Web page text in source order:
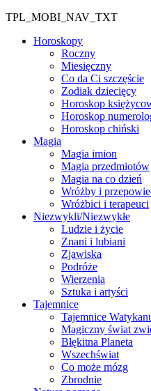
TPL_MOBI_NAV_TXT
Horoskopy
Roczny
Miesięczny
Co da Ci szczęście
Zodiak dziecięcy
Horoskop
Horoskop
Horoskop chiński
Magia
Magia imion
Magia przedmiotów
Magia na co dzień
Wróżby i
Wróżbici i terapeuci
Niezwykli/Niezwykłe
Ludzie i życie
Znani i lubiani
Zjawiska
Podróże
Wierzenia
Sztuka i artyści
Tajemnice
Tajemnice
Magiczny świat
Błękitna Planeta
Wszechświat
Co może mózg
Zbrodnie